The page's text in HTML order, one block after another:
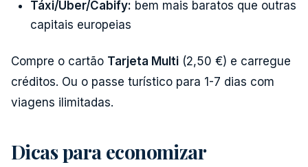
Táxi/Uber/Cabify: bem mais baratos que outras
capitais europeias
Compre o cartão Tarjeta Multi (2,50 €) e carregue
créditos. Ou o passe turístico para 1-7 dias com
viagens ilimitadas.
Dicas para economizar